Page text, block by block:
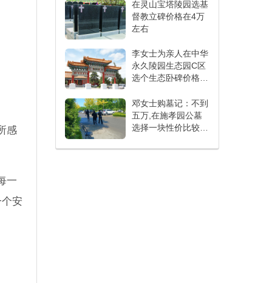
感
一
安
在灵山宝塔陵园选基
督教立碑价格在4万
左右
李女士为亲人在中华
永久陵园生态园C区
选个生态卧碑价格
邓女士购墓记：不到
五万,在施孝园公墓
选择一块性价比较高